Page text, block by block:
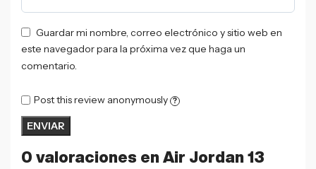
0 valoraciones en Air Jordan 13
Guardar mi nombre, correo electrónico y sitio web en
este navegador para la próxima vez que haga un
comentario.
Post this review anonymously ?